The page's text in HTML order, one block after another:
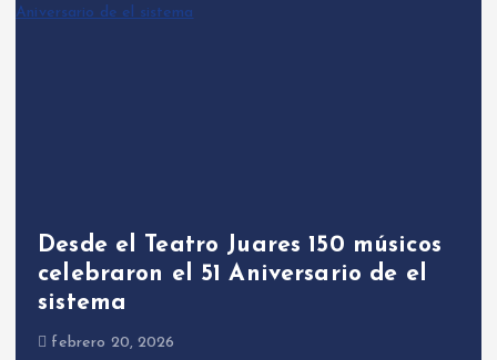
Desde el Teatro Juares 150 músicos
celebraron el 51 Aniversario de el
sistema
febrero 20, 2026